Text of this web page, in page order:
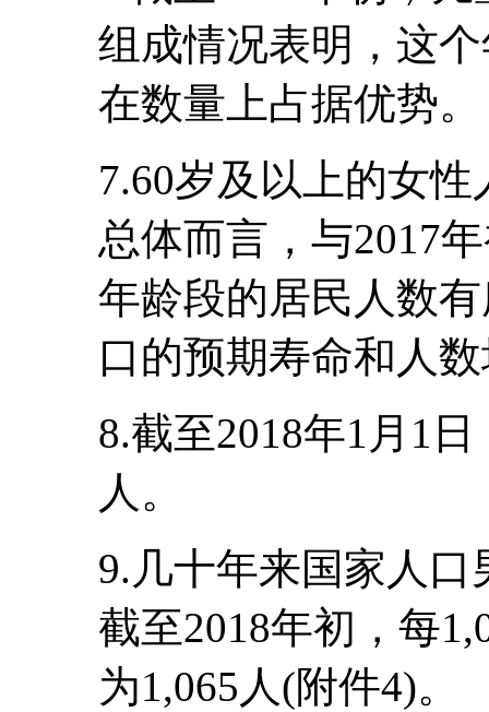
组成情况表明，这
在数量上占据优势。
7.60岁及以上的女
总体而言，与2017
年龄段的居民人数
口的预期寿命和人
8.截至2018年1月1
人。
9.几十年来国家人
截至2018年初，每
为1,065人(附件4)。